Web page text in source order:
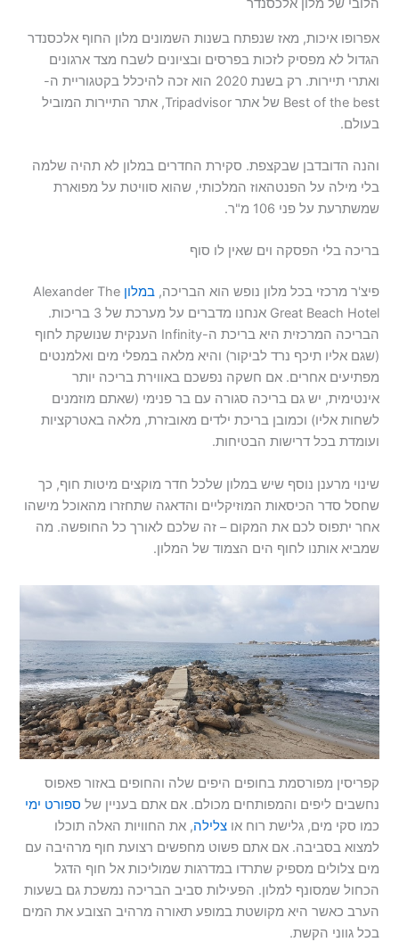
הלובי של מלון אלכסנדר
אפרופו איכות, מאז שנפתח בשנות השמונים מלון החוף אלכסנדר
הגדול לא מפסיק לזכות בפרסים ובציונים לשבח מצד ארגונים
ואתרי תיירות. רק בשנת 2020 הוא זכה להיכלל בקטגוריית ה-
Best of the best של אתר Tripadvisor, אתר התיירות המוביל
בעולם.
והנה הדובדבן שבקצפת. סקירת החדרים במלון לא תהיה שלמה
בלי מילה על הפנטהאוז המלכותי, שהוא סוויטת על מפוארת
שמשתרעת על פני 106 מ"ר.
בריכה בלי הפסקה וים שאין לו סוף
פיצ'ר מרכזי בכל מלון נופש הוא הבריכה,במלון Alexander The
Great Beach Hotel אנחנו מדברים על מערכת של 3 בריכות.
הבריכה המרכזית היא בריכת ה-Infinity הענקית שנושקת לחוף
(שגם אליו תיכף נרד לביקור) והיא מלאה במפלי מים ואלמנטים
מפתיעים אחרים. אם חשקה נפשכם באווירת בריכה יותר
אינטימית, יש גם בריכה סגורה עם בר פנימי (שאתם מוזמנים
לשחות אליו) וכמובן בריכת ילדים מאובזרת, מלאה באטרקציות
ועומדת בכל דרישות הבטיחות.
שינוי מרענן נוסף שיש במלון שלכל חדר מוקצים מיטות חוף, כך
שחסל סדר הכיסאות המוזיקליים והדאגה שתחזרו מהאוכל מישהו
אחר יתפוס לכם את המקום – זה שלכם לאורך כל החופשה. מה
שמביא אותנו לחוף הים הצמוד של המלון.
קפריסין מפורסמת בחופים היפים שלה והחופים באזור פאפוס
נחשבים ליפים והמפותחים מכולם. אם אתם בעניין של ספורט ימי
כמו סקי מים, גלישת רוח אוצלילה, את החוויות האלה תוכלו
למצוא בסביבה. אם אתם פשוט מחפשים רצועת חוף מרהיבה עם
מים צלולים מספיק שתרדו במדרגות שמוליכות אל חוף הדגל
הכחול שמסונף למלון. הפעילות סביב הבריכה נמשכת גם בשעות
הערב כאשר היא מקושטת במופע תאורה מרהיב הצובע את המים
בכל גווני הקשת.